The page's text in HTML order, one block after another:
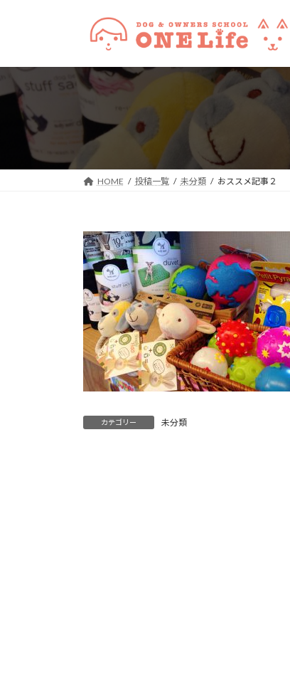
へ
ョ
HOME 投稿一覧 未分類 おススメ記事２
カテゴリー 未分類